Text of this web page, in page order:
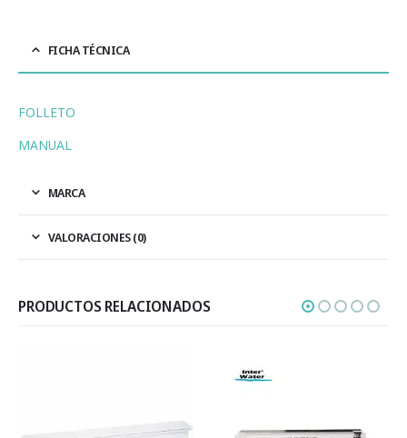
FICHA TÉCNICA
FOLLETO
MANUAL
MARCA
VALORACIONES (0)
PRODUCTOS RELACIONADOS